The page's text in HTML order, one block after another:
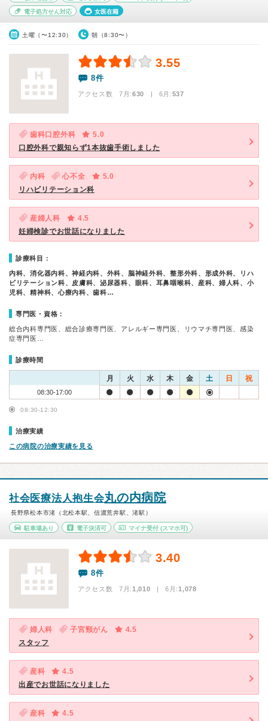
電子処方せん対応 女医在籍
土曜（〜12:30） 朝（8:30〜）
3.55
8件
アクセス数 7月:630 | 6月:537
歯科口腔外科
5.0
口腔外科で親知らず1本抜歯手術しました
内科 心不全
5.0
リハビリテーション科
産婦人科
4.5
妊婦検診でお世話になりました
診療科目：
内科、消化器内科、神経内科、外科、脳神経外科、整形外科、形成外科、リハ
ビリテーション科、皮膚科、泌尿器科、眼科、耳鼻咽喉科、産科、婦人科、小
児科、精神科、心療内科、歯科…
専門医・資格：
総合内科専門医、総合診療専門医、アレルギー専門医、リウマチ専門医、感染
症専門医…
診療時間
月 火 水 木 金 土 日 祝
08:30-17:00
08:30-12:30
治療実績
この病院の治療実績を見る
社会医療法人抱生会丸の内病院
長野県松本市渚（北松本駅、信濃荒井駅、渚駅）
駐車場あり 電子決済可 マイナ受付 (スマホ可)
3.40
8件
アクセス数 7月:1,010 | 6月:1,078
婦人科 子宮頸がん
4.5
スタッフ
産科
4.5
出産でお世話になりました
産科
4.5